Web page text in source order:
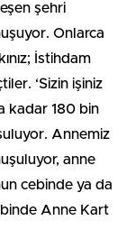
şehri
Onlarca
İstihdam
‘Sizin işiniz
kadar 180 bin
Annemiz
anne
cebinde ya da
Anne Kart